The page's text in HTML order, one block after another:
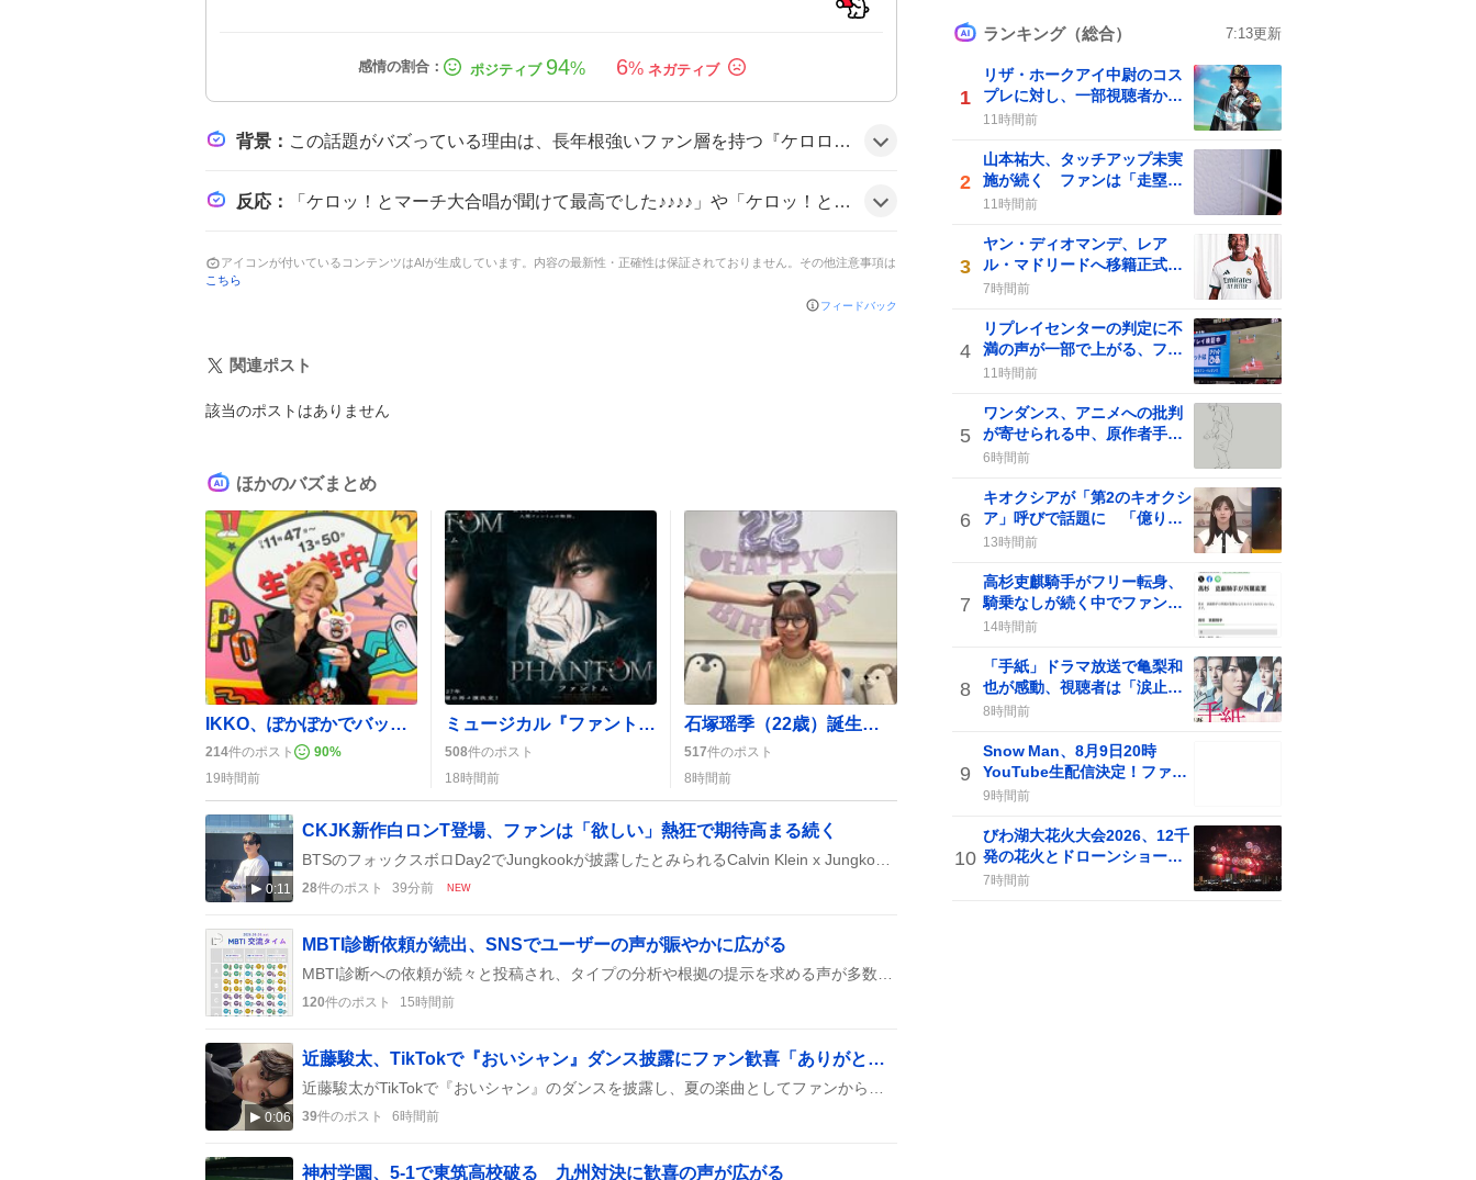
94% 6%
背景 ： この話題がバズっている理由は、長年根強いファン層を持つ『ケロロ軍曹』が令和に復活し、パロディやライブパフォーマンスが盛り込まれた新作映画が期待されていることがきっかけで、イベントでの生歌やユニークな演出が話題になったためだと思われる。
反応 ： 「ケロッ！とマーチ大合唱が聞けて最高でした♪♪♪♪」や「ケロッ！とマーチ生歌唱してくれたし、大音量で聴く貸しっぱなしデスティニー最高だったよ！」といった声が多く、他にも「楽しかったー！」と歓喜のコメントが目立ち、全体的に盛り上がりを感じさせる雰囲気だ。
アイコンが付いているコンテンツはAIが生成しています。内容の最新性・正確性は保証されておりません。その他注意事項は
こちら
フィードバック
関連ポスト
該当のポストはありません
ほかのバズまとめ
IKKO、ぽかぽかでバッグ公開 化粧品満載にファン歓喜
214件のポスト 90%
19時間前
ミュージカル『ファントム』2027年再々演決定、城田優演出にファン歓喜「最高すぎる」
508件のポスト
18時間前
石塚瑶季（22歳）誕生日ライブ配信にファン歓喜「たまにゃんにゃんさい」盛り上がり
517件のポスト
8時間前
0:11
CKJK新作白ロンT登場、ファンは「欲しい」熱狂で期待高まる続く
28件のポスト 39分前 NEW
MBTI診断依頼が続出、SNSでユーザーの声が賑やかに広がる
120件のポスト 15時間前
0:06
近藤駿太、TikTokで『おいシャン』ダンス披露にファン歓喜「ありがとう駿太」
39件のポスト 6時間前
神村学園、5-1で東筑高校破る 九州対決に歓喜の声が広がる
ランキング（総合） 7:13更新
1
リザ・ホークアイ中尉のコス
プレに対し、一部視聴者から
批判の声が上がる
11時間前
2
山本祐大、タッチアップ未実
施が続く ファンは「走塁改
善」を求める
11時間前
3
ヤン・ディオマンデ、レア
ル・マドリードへ移籍正式発
表 “最高額”で期待の声が沸
7時間前
4
リプレイセンターの判定に不
満の声が一部で上がる、ファ
ンは「アウトだって！」と意
11時間前
5
ワンダンス、アニメへの批判
が寄せられる中、原作者手描
き動画でファンが沸騰
6時間前
6
キオクシアが「第2のキオクシ
ア」呼びで話題に 「億り人
量産年」の期待が一部で広が
13時間前
7
高杉吏麒騎手がフリー転身、
騎乗なしが続く中でファンの
間に疑問の声が上がる
14時間前
8
「手紙」ドラマ放送で亀梨和
也が感動、視聴者は「涙止ま
らん」や「胸が苦しい」声が
8時間前
9
Snow Man、8月9日20時
YouTube生配信決定！ファン
歓喜の“やったー”が止まらな
9時間前
10
びわ湖大花火大会2026、12千
発の花火とドローンショーに
「最高」感が炸裂
7時間前